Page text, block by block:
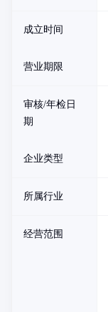
成立时间
营业期限
审核/年检日
期
企业类型
所属行业
经营范围